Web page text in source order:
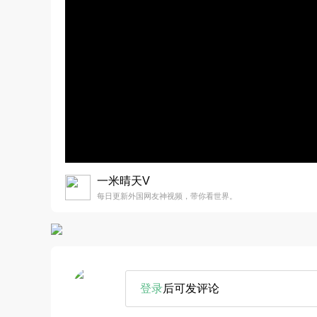
一米晴天V
每日更新外国网友神视频，带你看世界。
登录后可发评论